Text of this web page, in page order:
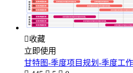
收藏
立即使用
甘特图-季度项目规划-季度工